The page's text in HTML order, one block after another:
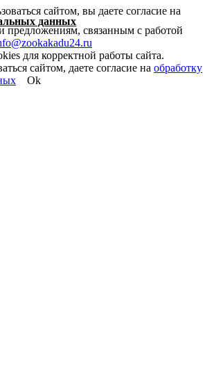
сайтом, вы даете согласие на
данных
предложениям, связанным с работой
для корректной работы сайта.
сайтом, даете согласие на обработку
Ok